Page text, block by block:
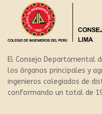
El Consejo Departamental
los órganos principales y
ingenieros colegiados de
conformando un total de